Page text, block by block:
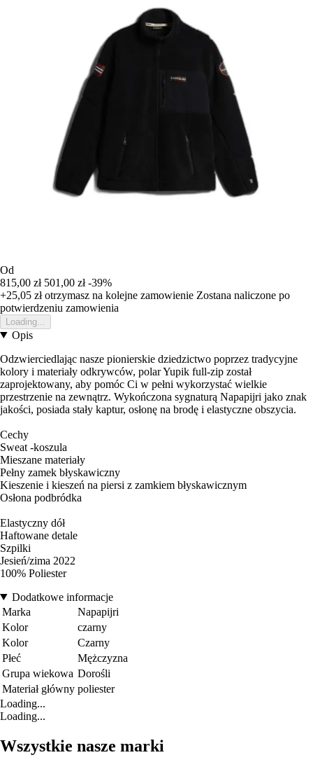
Od
815,00 zł 501,00 zł -39%
+25,05 złotrzymasz na kolejne zamowienie Zostana naliczone po
potwierdzeniu zamowienia
Loading...
Opis
Odzwierciedlając nasze pionierskie dziedzictwo poprzez tradycyjne
kolory i materiały odkrywców, polar Yupik full-zip został
zaprojektowany, aby pomóc Ci w pełni wykorzystać wielkie
przestrzenie na zewnątrz. Wykończona sygnaturą Napapijri jako znak
jakości, posiada stały kaptur, osłonę na brodę i elastyczne obszycia.
Cechy
Sweat -koszula
Mieszane materiały
Pełny zamek błyskawiczny
Kieszenie i kieszeń na piersi z zamkiem błyskawicznym
Osłona podbródka
Elastyczny dół
Haftowane detale
Szpilki
Jesień/zima 2022
100% Poliester
Dodatkowe informacje
Marka
Napapijri
Kolor
czarny
Kolor
Czarny
Płeć
Mężczyzna
Grupa wiekowa Dorośli
Materiał główny poliester
Loading...
Loading...
Wszystkie nasze marki